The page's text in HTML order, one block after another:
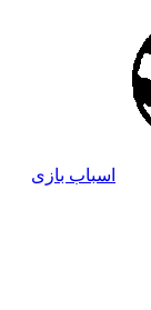
اسباب بازی